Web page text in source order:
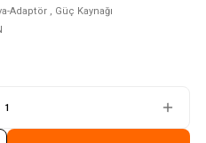
Adaptör , Güç Kaynağı